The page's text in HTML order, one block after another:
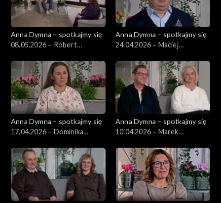
Anna Dymna – spotkajmy się
08.05.2026 – Robert
Anna Dymna – spotkajmy się
24.04.2026 – Maciej
Anna Dymna – spotkajmy się
17.04.2026 – Dominika
Anna Dymna – spotkajmy się
10.04.2026 – Marek